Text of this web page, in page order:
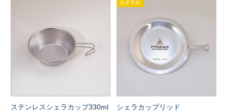
ステンレスシェラカップ330ml
シェラカップリッド